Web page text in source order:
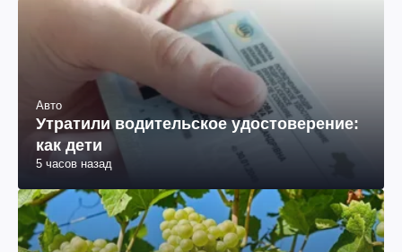
Авто
Утратили водительское удостоверение:
как дети
5 часов назад